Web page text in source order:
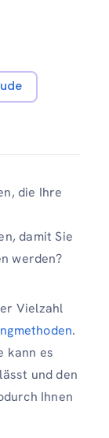
die Ihre
damit Sie
werden?
Vielzahl
.
kann es
und den
Ihnen